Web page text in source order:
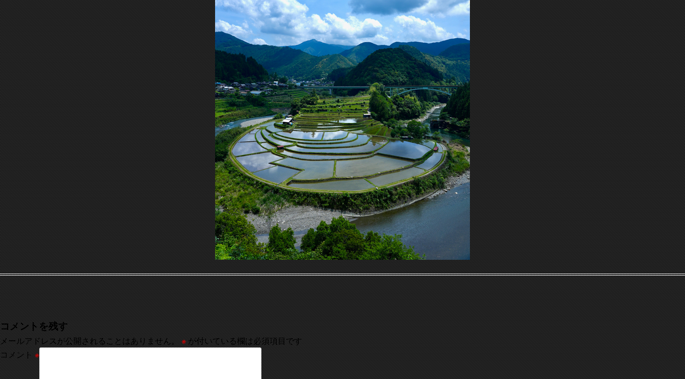
コメントを残す
メールアドレスが公開されることはありません。※が付いている欄は必須項目です
コメント※